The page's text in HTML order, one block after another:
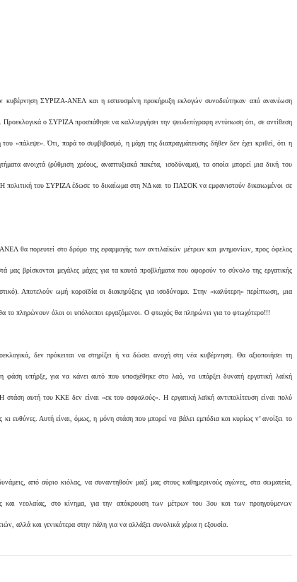
κυβέρνηση ΣΥΡΙΖΑ-ΑΝΕΛ και η εσπευσμένη προκήρυξη εκλογών συνοδεύτηκαν από ανανέωση
ο ΣΥΡΙΖΑ προσπάθησε να καλλιεργήσει την ψευδεπίγραφη εντύπωση ότι, σε αντίθεση
του «πάλεψε». Ότι, παρά το συμβιβασμό, η μάχη της διαπραγμάτευσης δήθεν δεν έχει κριθεί, ότι η
ανοιχτά (ρύθμιση χρέους, αναπτυξιακά πακέτα, ισοδύναμα), τα οποία μπορεί μια δική του
Η πολιτική του ΣΥΡΙΖΑ έδωσε το δικαίωμα στη ΝΔ και το ΠΑΣΟΚ να εμφανιστούν δικαιωμένοι σε
θα πορευτεί στο δρόμο της εφαρμογής των αντιλαϊκών μέτρων και μνημονίων, προς όφελος
μας βρίσκονται μεγάλες μάχες για τα καυτά προβλήματα που αφορούν το σύνολο της εργατικής
Αποτελούν ωμή κοροϊδία οι διακηρύξεις για ισοδύναμα. Στην «καλύτερη» περίπτωση, μια
το πληρώνουν όλοι οι υπόλοιποι εργαζόμενοι. Ο φτωχός θα πληρώνει για το φτωχότερο!!!
δεν πρόκειται να στηρίξει ή να δώσει ανοχή στη νέα κυβέρνηση. Θα αξιοποιήσει τη
υπήρξε, για να κάνει αυτό που υποσχέθηκε στο λαό, να υπάρξει δυνατή εργατική λαϊκή
στάση αυτή του ΚΚΕ δεν είναι «εκ του ασφαλούς». Η εργατική λαϊκή αντιπολίτευση είναι πολύ
κι ευθύνες. Αυτή είναι, όμως, η μόνη στάση που μπορεί να βάλει εμπόδια και κυρίως ν’ ανοίξει το
από αύριο κιόλας, να συναντηθούν μαζί μας στους καθημερινούς αγώνες, στα σωματεία,
και νεολαίας, στο κίνημα, για την απόκρουση των μέτρων του 3ου και των προηγούμενων
αλλά και γενικότερα στην πάλη για να αλλάξει συνολικά χέρια η εξουσία.